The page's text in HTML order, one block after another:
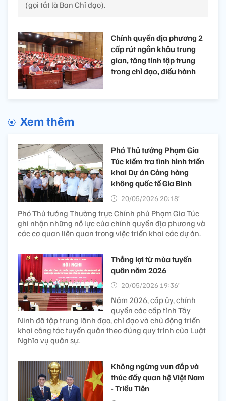
(gọi tắt là Ban Chỉ đạo).
Chính quyền địa phương 2
cấp rút ngắn khâu trung
gian, tăng tính tập trung
trong chỉ đạo, điều hành
Xem thêm
Phó Thủ tướng Phạm Gia
Túc kiểm tra tình hình triển
khai Dự án Cảng hàng
không quốc tế Gia Bình
20/05/2026 20:18’
Phó Thủ tướng Thường trực Chính phủ Phạm Gia Túc
ghi nhận những nỗ lực của chính quyền địa phương và
các cơ quan liên quan trong việc triển khai các dự án.
Thắng lợi từ mùa tuyển
quân năm 2026
20/05/2026 19:36’
Năm 2026, cấp ủy, chính
quyền các cấp tỉnh Tây
Ninh đã tập trung lãnh đạo, chỉ đạo và chủ động triển
khai công tác tuyển quân theo đúng quy trình của Luật
Nghĩa vụ quân sự.
Không ngừng vun đắp và
thúc đẩy quan hệ Việt Nam
- Triều Tiên